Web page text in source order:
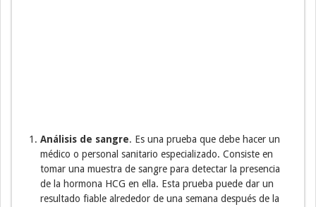
Análisis de sangre. Es una prueba que debe hacer un
médico o personal sanitario especializado. Consiste en
tomar una muestra de sangre para detectar la presencia
de la hormona HCG en ella. Esta prueba puede dar un
resultado fiable alrededor de una semana después de la